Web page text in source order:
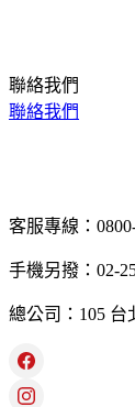
聯絡我們
聯絡我們
客服專線：
手機另撥：02-
總公司：105 台